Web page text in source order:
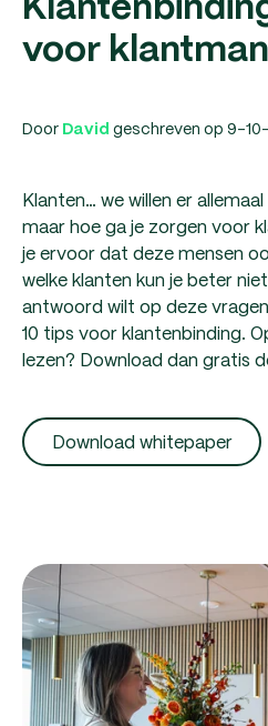
voor
Door David geschreven op 9-
Klanten… we willen er
maar hoe ga je zorgen voor
je ervoor dat deze mensen
welke klanten kun je beter
antwoord wilt op deze
10 tips voor klantenbinding.
lezen? Download dan gratis
Download whitepaper